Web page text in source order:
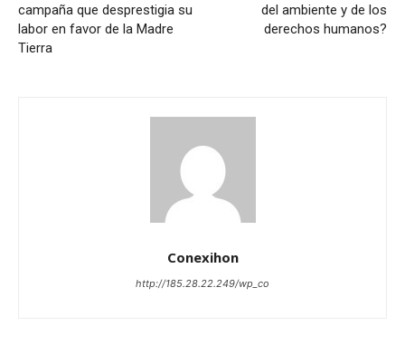
campaña que desprestigia su
labor en favor de la Madre
Tierra
del ambiente y de los
derechos humanos?
Conexihon
http://185.28.22.249/wp_co